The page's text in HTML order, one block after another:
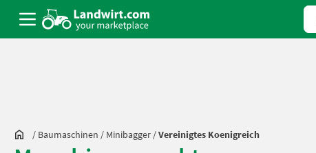
/ Baumaschinen / Minibagger /Vereinigtes Koenigreich